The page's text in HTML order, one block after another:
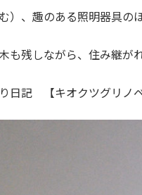
）、趣のある照明器具の
も残しながら、住み継が
日記 【キオクツグリノ